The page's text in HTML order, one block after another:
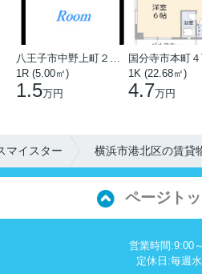
八王子市中野上町２丁目
1R (5.00㎡)
1.5万円
国分寺市本町４
1K (22.68㎡)
4.7万円
マイスター 横浜市港北区の賃貸
ページト
営業時間:9:00
定休日:毎週